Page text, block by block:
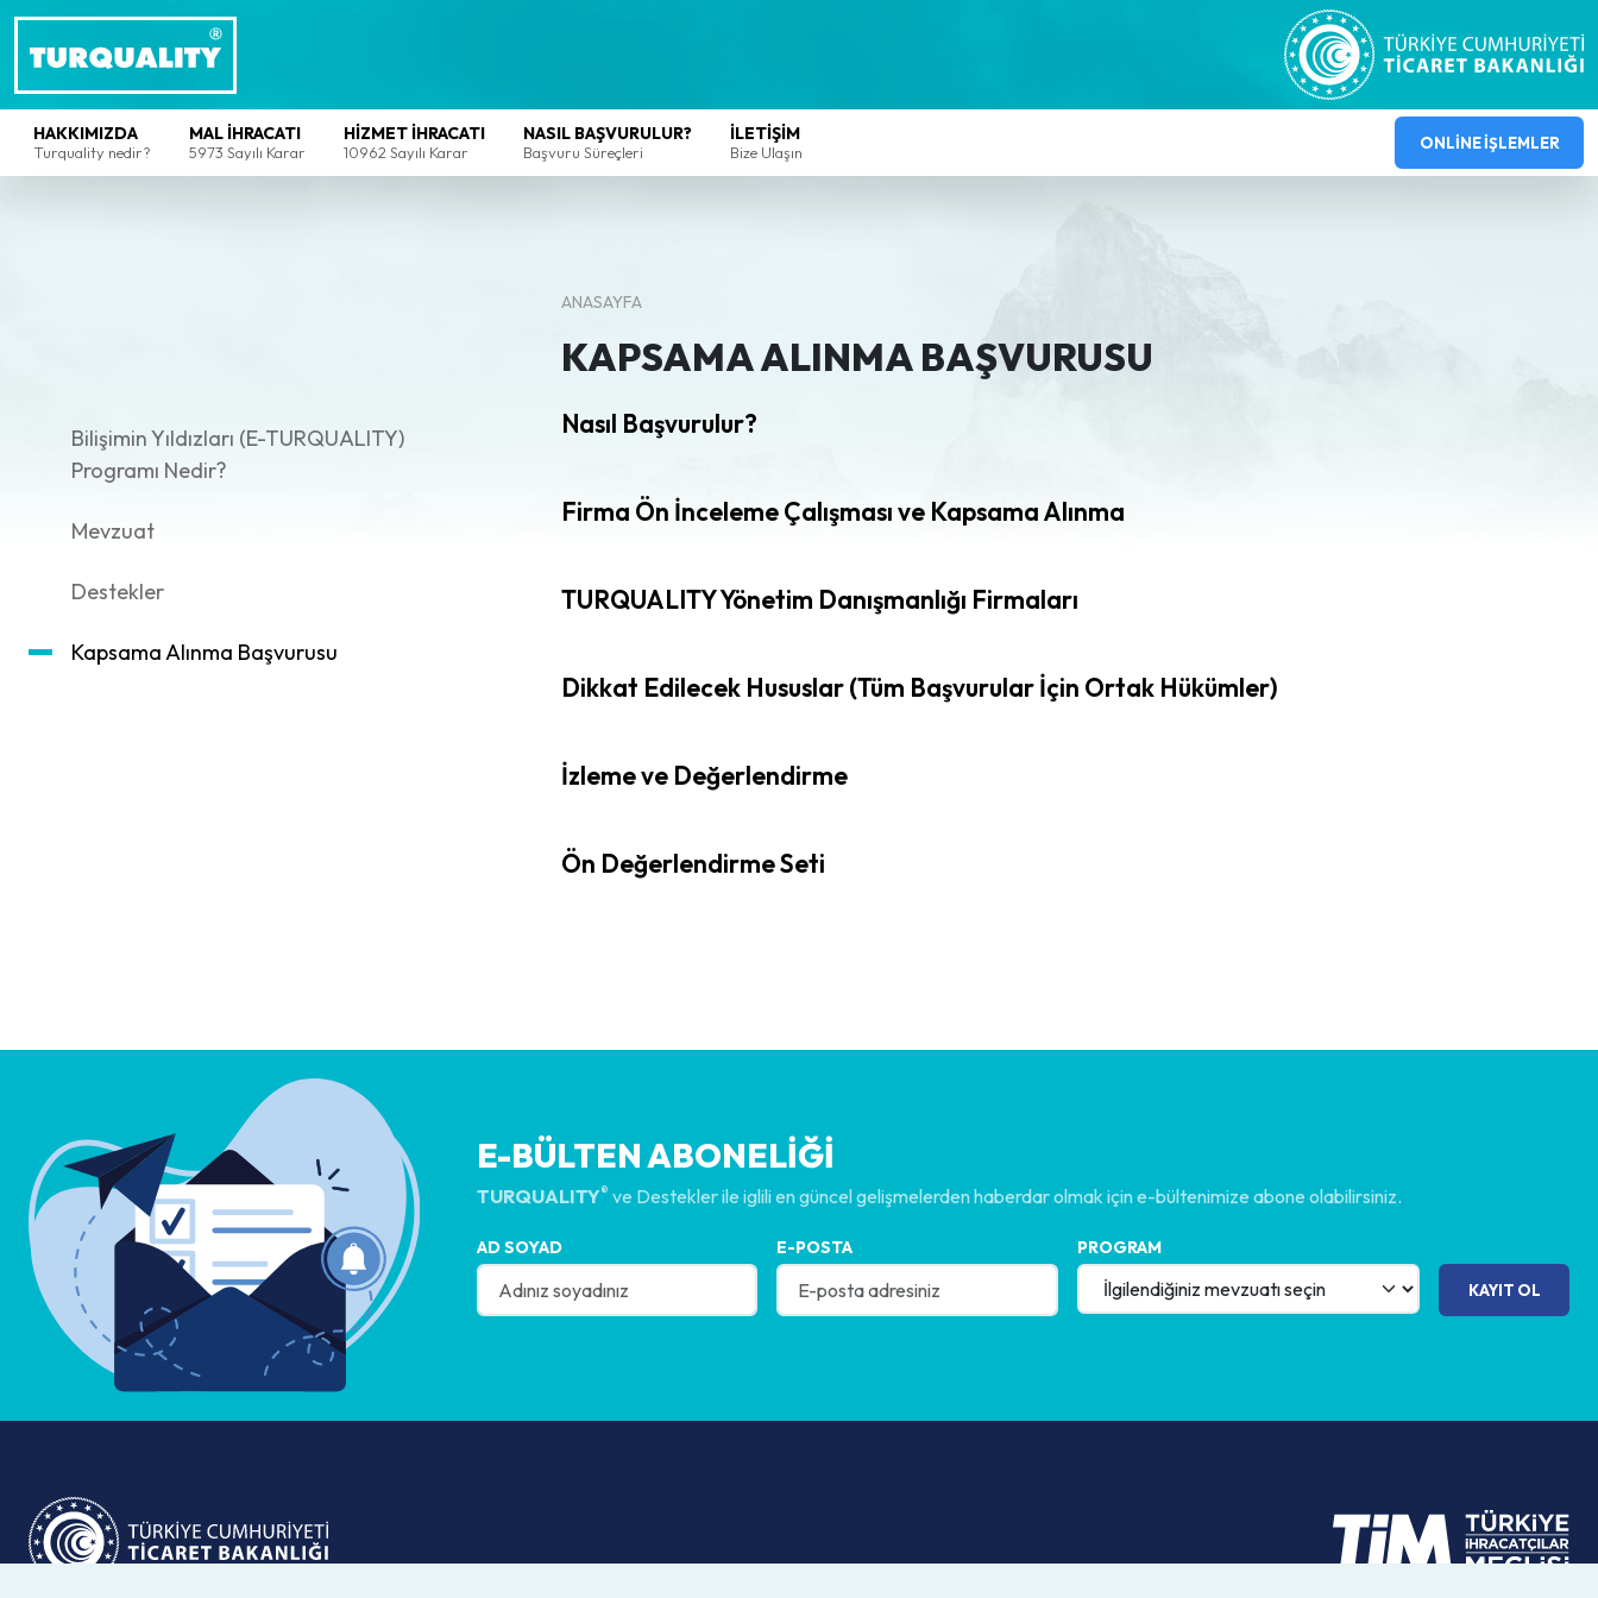
HAKKIMIZDA
Turquality nedir?
MAL İHRACATI
5973 Sayılı Karar
HİZMET İHRACATI
10962 Sayılı Karar
NASIL BAŞVURULUR?
Başvuru Süreçleri
İLETİŞİM
Bize Ulaşın
ONLİNE İŞLEMLER
ANASAYFA
KAPSAMA ALINMA BAŞVURUSU
Bilişimin Yıldızları (E-TURQUALITY)
Programı Nedir?
Mevzuat
Destekler
Kapsama Alınma Başvurusu
Nasıl Başvurulur?
Firma Ön İnceleme Çalışması ve Kapsama Alınma
TURQUALITY Yönetim Danışmanlığı Firmaları
Dikkat Edilecek Hususlar (Tüm Başvurular İçin Ortak Hükümler)
İzleme ve Değerlendirme
Ön Değerlendirme Seti
E-BÜLTEN ABONELİĞİ
TURQUALITY® ve Destekler ile iglili en güncel gelişmelerden haberdar olmak içine-bültenimize abone olabilirsiniz.
AD SOYAD E-POSTA PROGRAM
KAYIT OL